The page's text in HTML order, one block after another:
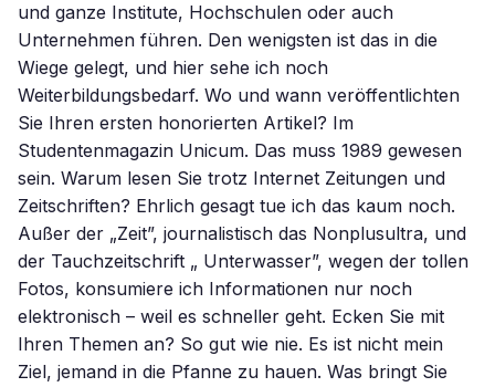
und ganze Institute, Hochschulen oder auch
Unternehmen führen. Den wenigsten ist das in die
Wiege gelegt, und hier sehe ich noch
Weiterbildungsbedarf. Wo und wann veröffentlichten
Sie Ihren ersten honorierten Artikel? Im
Studentenmagazin Unicum. Das muss 1989 gewesen
sein. Warum lesen Sie trotz Internet Zeitungen und
Zeitschriften? Ehrlich gesagt tue ich das kaum noch.
Außer der „Zeit”, journalistisch das Nonplusultra, und
der Tauchzeitschrift „ Unterwasser”, wegen der tollen
Fotos, konsumiere ich Informationen nur noch
elektronisch – weil es schneller geht. Ecken Sie mit
Ihren Themen an? So gut wie nie. Es ist nicht mein
Ziel, jemand in die Pfanne zu hauen. Was bringt Sie